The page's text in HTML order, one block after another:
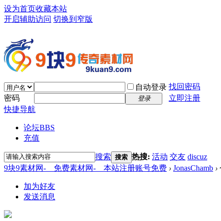
设为首页收藏本站
开启辅助访问 切换到窄版
自动登录 找回密码
密码
登录
立即注册
快捷导航
论坛BBS
充值
搜索 搜索 热搜: 活动 交友 discuz
9块9素材网-＿免费素材网-＿本站注册账号免费 › JonasChamb ›
加为好友
发送消息